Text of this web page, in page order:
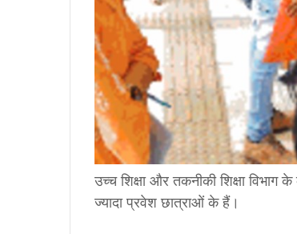
उच्च शिक्षा और तकनीकी शिक्षा
ज्यादा प्रवेश छात्राओं के हैं।